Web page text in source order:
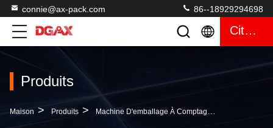
connie@ax-pack.com 86--18929294698
Citation
Produits
Maison > Produits > Machine D'emballage À Comptage Visuel